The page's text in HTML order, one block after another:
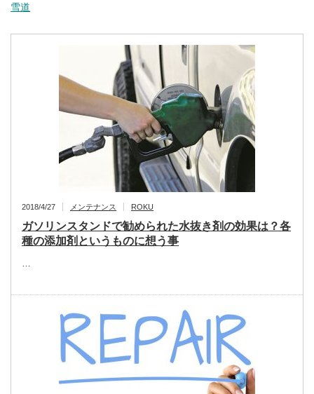
雪道
2018/4/27 メンテナンス ROKU
ガソリンスタンドで勧められた水抜き剤の効果は？各
種の添加剤というものに想う事